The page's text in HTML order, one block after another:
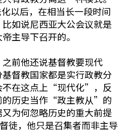
以后，在相当长一段时间
如说尼西亚大公会议就是
主导下召开的。
前他还说基督教要现代
督教国家都是实行政教分
不在这点上“现代化”，反
的历史当作“政主教从”的
为何忽略历史的重大前提
徒，他只是召集者而非主导